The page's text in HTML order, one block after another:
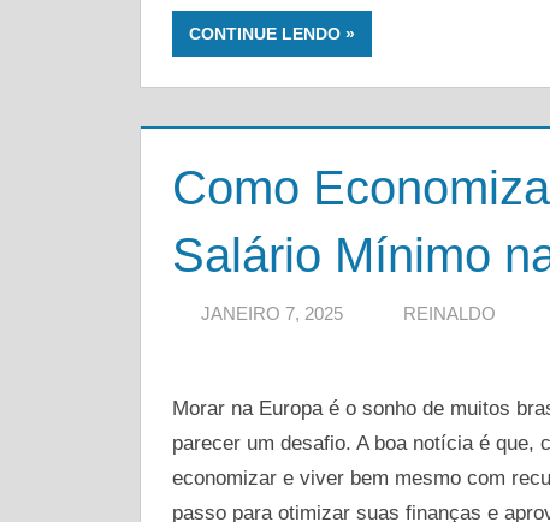
CONTINUE LENDO
Como
Salário Mínimo
JANEIRO 7, 2025 REINALDO
Morar na Europa é o sonho de muitos
parecer um desafio. A boa notícia é que,
economizar e viver bem mesmo com
passo para otimizar suas finanças e